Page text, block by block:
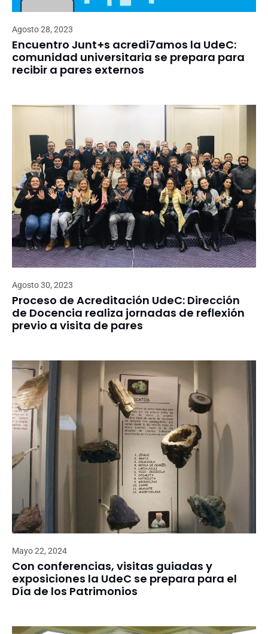
Agosto 28, 2023
Encuentro Junt+s acredi7amos la UdeC:
comunidad universitaria se prepara para
recibir a pares externos
Agosto 30, 2023
Proceso de Acreditación UdeC: Dirección
de Docencia realiza jornadas de reflexión
previo a visita de pares
Mayo 22, 2024
Con conferencias, visitas guiadas y
exposiciones la UdeC se prepara para el
Día de los Patrimonios